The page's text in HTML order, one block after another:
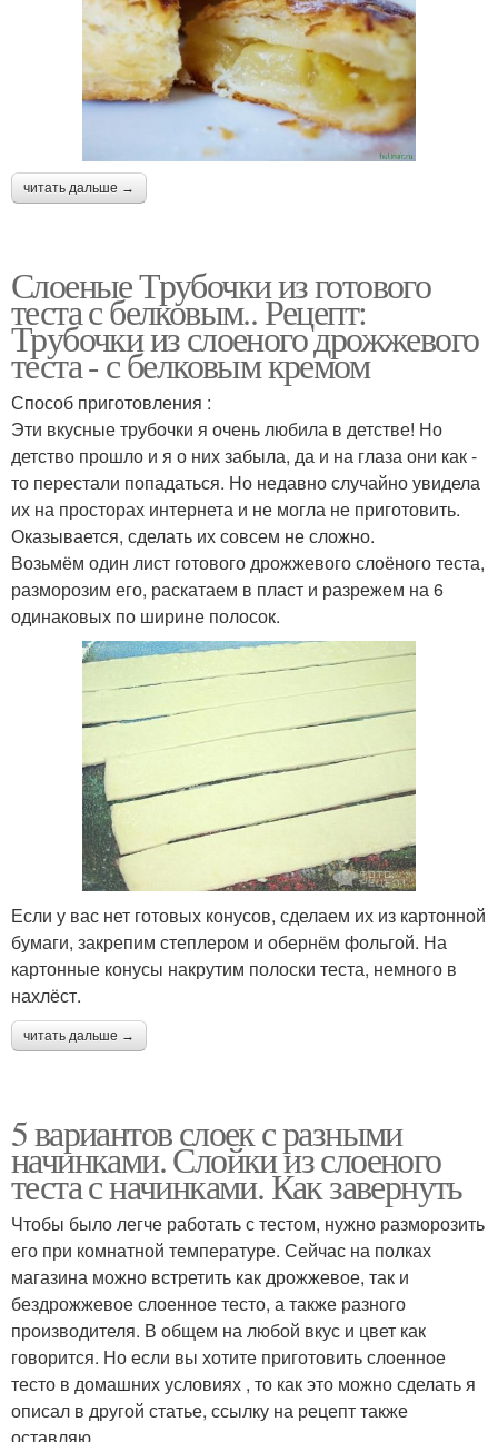
читать дальше →
Слоеные Трубочки из готового
теста с белковым.. Рецепт:
Трубочки из слоеного дрожжевого
теста - с белковым кремом
Способ приготовления :
Эти вкусные трубочки я очень любила в детстве! Но
детство прошло и я о них забыла, да и на глаза они как -
то перестали попадаться. Но недавно случайно увидела
их на просторах интернета и не могла не приготовить.
Оказывается, сделать их совсем не сложно.
Возьмём один лист готового дрожжевого слоёного теста,
разморозим его, раскатаем в пласт и разрежем на 6
одинаковых по ширине полосок.
Если у вас нет готовых конусов, сделаем их из картонной
бумаги, закрепим степлером и обернём фольгой. На
картонные конусы накрутим полоски теста, немного в
нахлёст.
читать дальше →
5 вариантов слоек с разными
начинками. Слойки из слоеного
теста с начинками. Как завернуть
Чтобы было легче работать с тестом, нужно разморозить
его при комнатной температуре. Сейчас на полках
магазина можно встретить как дрожжевое, так и
бездрожжевое слоенное тесто, а также разного
производителя. В общем на любой вкус и цвет как
говорится. Но если вы хотите приготовить слоенное
тесто в домашних условиях , то как это можно сделать я
описал в другой статье, ссылку на рецепт также
оставляю.